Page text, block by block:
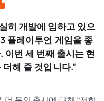
히 개발에 임하고 있으
플레이투언 게임을 좋
이번 세 번째 출시는 현
해 줄 것입니다.”